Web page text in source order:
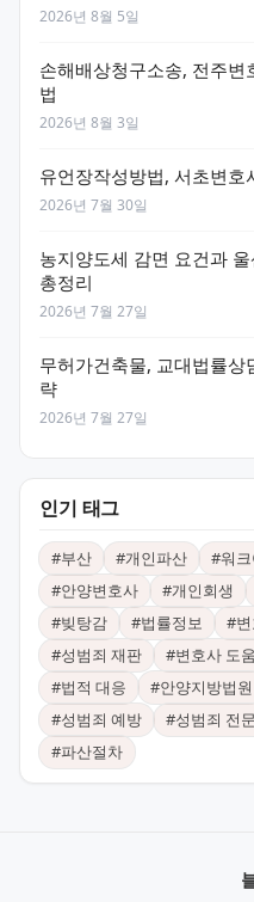
2026년 8월 5일
손해배상청구소송, 전주
법
2026년 8월 3일
유언장작성방법, 서초변호
2026년 7월 30일
농지양도세 감면 요건과
총정리
2026년 7월 27일
무허가건축물, 교대법률상
략
2026년 7월 27일
인기 태그
#부산 #개인파산 #워
#안양변호사 #개인회생
#빚탕감 #법률정보 #
#성범죄 재판 #변호사 도움
#법적 대응 #안양지방법원
#성범죄 예방 #성범죄 전
#파산절차